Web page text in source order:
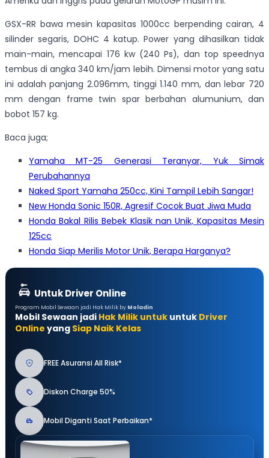
GSX-RR bawa mesin kapasitas 1000cc berpending cairan, 4
silinder segaris, DOHC 4 katup. Power yang dihasilkan tidak
main-main, mencapai 176 kw (240 Ps), dan top speednya
tembus di angka 340 km/jam lebih. Dimensi motor yang satu
ini adalah panjang 2.096mm, tinggi 1.140 mm, dan lebar 720
mm dengan frame twin spar berbahan alumunium, dan
bobot 157 kg.
Baca juga;
Yamaha MT-25 Generasi Teranyar, Yuk Simak
Perubahannya
Naked Sport Yamaha 250cc, Kini Tampil Lebih Sangar!
New Honda Sonic 150R, Agresif Cocok Buat Jiwa Muda
Honda Bakal Rilis Bebek Klasik nan Unik, Kapasitas Mesin
125cc
Honda Siap Merilis Motor Unik, Berapa Harganya?
Untuk Driver Online
Program Mobil Sewaan jadi Hak Milik by Moladin
Mobil Sewaan jadi Hak Milik untuk untuk Driver
Online yang Siap Naik Kelas
FREE Asuransi All Risk*
Diskon Charge 50%
Mobil Diganti Saat Perbaikan*